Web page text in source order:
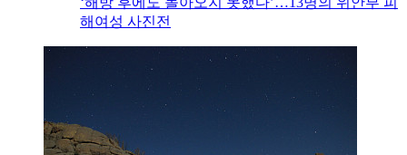
해여성 사진전